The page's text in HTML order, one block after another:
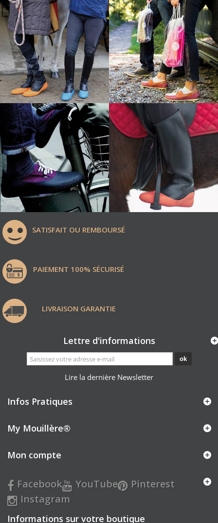
SATISFAIT OU REMBOURSÉ
PAIEMENT 100% SÉCURISÉ
LIVRAISON GARANTIE
Lettre d'informations
ok
Lire la dernière Newsletter
Infos Pratiques
My Mouillère®
Mon compte
Facebook YouTube
Pinterest
Instagram
Informations sur votre boutique